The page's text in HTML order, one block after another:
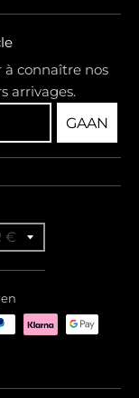
connaître nos
arrivages.
GAAN
€